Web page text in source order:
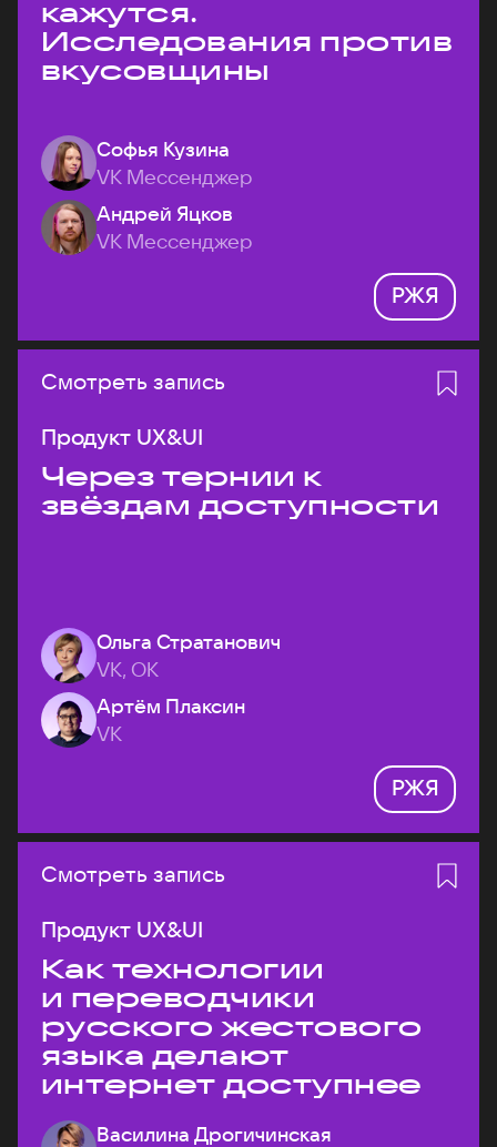
кажутся.
Исследования против
вкусовщины
Софья Кузина
VK Мессенджер
Андрей Яцков
VK Мессенджер
РЖЯ
Смотреть запись
Продукт UX&UI
Через тернии к
звёздам доступности
Ольга Стратанович
VK, ОК
Артём Плаксин
VK
РЖЯ
Смотреть запись
Продукт UX&UI
Как технологии
и переводчики
русского жестового
языка делают
интернет доступнее
Василина Дрогичинская